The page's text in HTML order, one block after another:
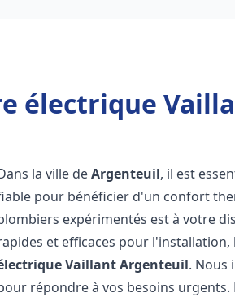
électrique
la ville deArgenteuil, il est
pour bénéficier d'un confort
expérimentés est à votre
et efficaces pour
VaillantArgenteuil. Nous
répondre à vos besoins